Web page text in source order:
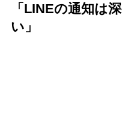
「LINEの通知は
い」